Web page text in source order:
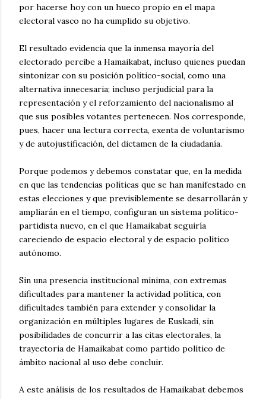
por hacerse hoy con un hueco propio en el mapa
electoral vasco no ha cumplido su objetivo.
El resultado evidencia que la inmensa mayoría del
electorado percibe a Hamaikabat, incluso quienes puedan
sintonizar con su posición político-social, como una
alternativa innecesaria; incluso perjudicial para la
representación y el reforzamiento del nacionalismo al
que sus posibles votantes pertenecen. Nos corresponde,
pues, hacer una lectura correcta, exenta de voluntarismo
y de autojustificación, del dictamen de la ciudadanía.
Porque podemos y debemos constatar que, en la medida
en que las tendencias políticas que se han manifestado en
estas elecciones y que previsiblemente se desarrollarán y
ampliarán en el tiempo, configuran un sistema político-
partidista nuevo, en el que Hamaikabat seguiría
careciendo de espacio electoral y de espacio político
autónomo.
Sin una presencia institucional mínima, con extremas
dificultades para mantener la actividad política, con
dificultades también para extender y consolidar la
organización en múltiples lugares de Euskadi, sin
posibilidades de concurrir a las citas electorales, la
trayectoria de Hamaikabat como partido político de
ámbito nacional al uso debe concluir.
A este análisis de los resultados de Hamaikabat debemos